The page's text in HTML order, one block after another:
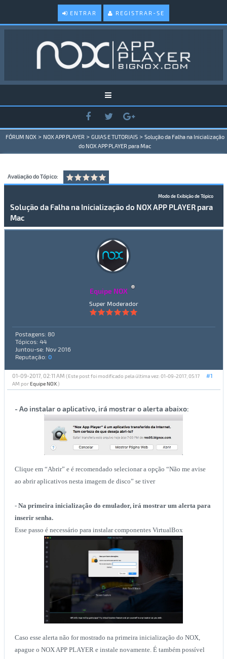
ENTRAR REGISTRAR-SE
FÓRUM NOX > NOX APP PLAYER > GUIAS E TUTORIAIS > Solução da Falha na Inicialização
do NOX APP PLAYER para Mac
Avaliação do Tópico:
Modo de Exibição de Tópico
Solução da Falha na Inicialização do NOX APP PLAYER para
Mac
Equipe NOX
Super Moderador
Postagens: 80
Tópicos: 44
Juntou-se: Nov 2016
Reputação: 0
#1
01-09-2017, 02:11 AM (Este post foi modificado pela última vez: 01-09-2017, 05:17
AM porEquipe NOX.)
- Ao instalar o aplicativo, irá mostrar o alerta abaixo:
Clique em “Abrir” e é recomendado selecionar a opção “Não me avise
ao abrir aplicativos nesta imagem de disco” se tiver
- Na primeira inicialização do emulador, irá mostrar um alerta para
inserir senha.
Esse passo é necessário para instalar componentes VirtualBox
Caso esse alerta não for mostrado na primeira inicialização do NOX,
apague o NOX APP PLAYER e instale novamente. É também possível